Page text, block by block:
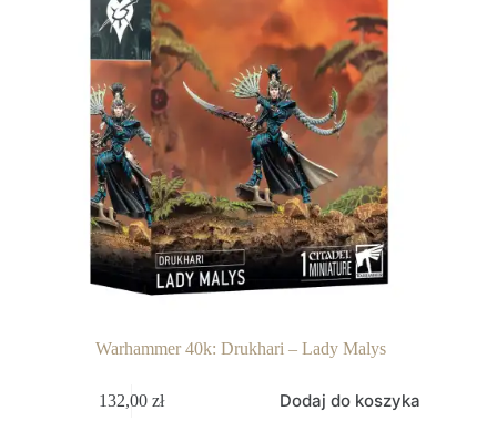
Warhammer 40k: Drukhari – Lady Malys
132,00zł Dodaj do koszyka